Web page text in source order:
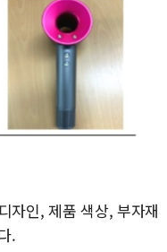
자인, 제품 색상, 부자재
.